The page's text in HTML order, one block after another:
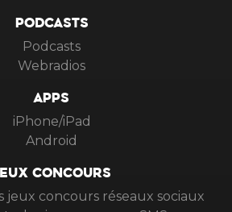
PODCASTS
Podcasts
Webradios
APPS
iPhone/iPad
Android
CONCOURS
jeux concours réseaux sociaux